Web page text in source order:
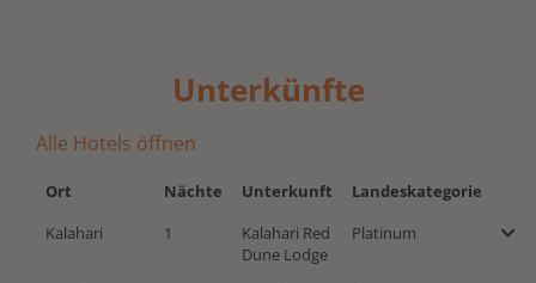
Unterkünfte
Alle Hotels öffnen
Ort Nächte Unterkunft
Landeskategorie
Kalahari
1
Kalahari Red
Dune Lodge
Platinum